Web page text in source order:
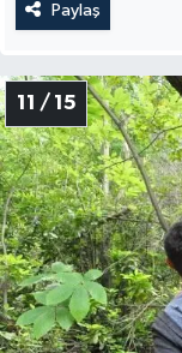
Paylaş
11 / 15